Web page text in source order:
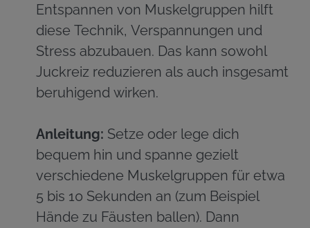
Entspannen von Muskelgruppen hilft
diese Technik, Verspannungen und
Stress abzubauen. Das kann sowohl
Juckreiz reduzieren als auch insgesamt
beruhigend wirken.
Anleitung: Setze oder lege dich
bequem hin und spanne gezielt
verschiedene Muskelgruppen für etwa
5 bis 10 Sekunden an (zum Beispiel
Hände zu Fäusten ballen). Dann